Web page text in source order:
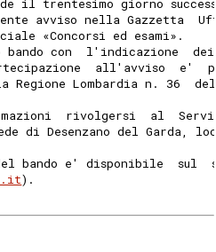
avviso nella Gazzetta
«Concorsi ed esami».
bando con  l'indicazione
all'avviso  e'
Lombardia n. 36
rivolgersi  al
di Desenzano del Garda,
bando e' disponibile  sul
).